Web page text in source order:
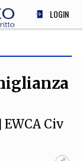
LOGIN
Civ